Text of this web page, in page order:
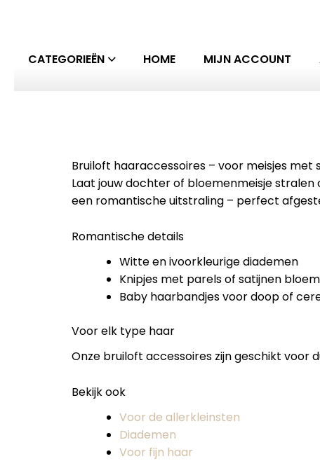
CATEGORIEËN HOME MIJN ACCOUNT
Bruiloft haaraccessoires – voor meisjes met
Laat jouw dochter of bloemenmeisje
een romantische uitstraling – perfect
Romantische details
Witte en ivoorkleurige diademen
Knipjes met parels of satijnen
Baby haarbandjes voor doop of
Voor elk type haar
Onze bruiloft accessoires zijn geschikt voor
Bekijk ook
Voor de allerkleinsten
Diademen
Voor fijn haar